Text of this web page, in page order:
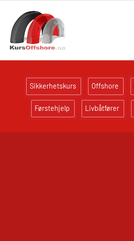
Sikkerhetskurs Offshore
Førstehjelp Livbåtfører